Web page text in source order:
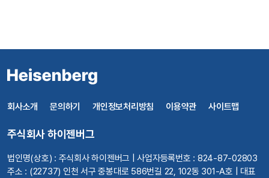
회사소개 문의하기 개인정보처리방침 이용약관 사이트맵
주식회사 하이젠버그
법인명(상호) : 주식회사 하이젠버그 | 사업자등록번호 : 824-87-02803
주소 : (22737) 인천 서구 중봉대로 586번길 22, 102동 301-A호 | 대표